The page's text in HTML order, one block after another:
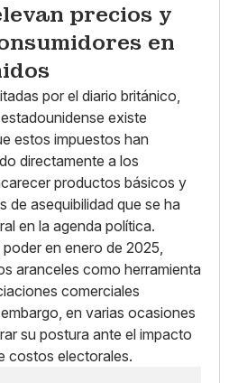
precios y
en
por el diario británico,
existe
estos impuestos han
directamente a los
productos básicos y
de asequibilidad que se ha
en la agenda política.
en enero de 2025,
aranceles como herramienta
comerciales
en varias ocasiones
su postura ante el impacto
costos electorales.